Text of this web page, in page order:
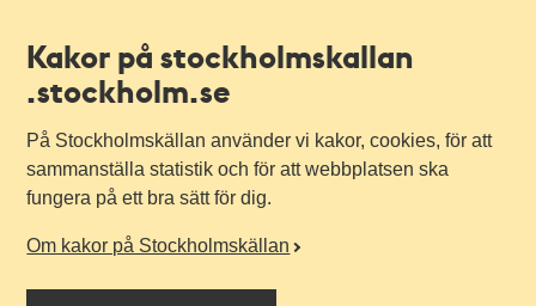
Kakor på stockholmskallan
.stockholm.se
På Stockholmskällan använder vi kakor, cookies, för att
sammanställa statistik och för att webbplatsen ska
fungera på ett bra sätt för dig.
Om kakor på Stockholmskällan